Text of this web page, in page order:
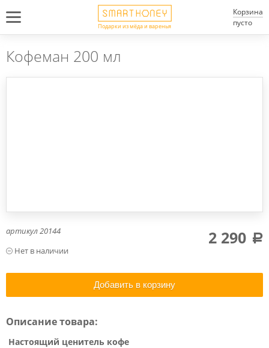
Подарки из мёда и варенья
Корзина
пусто
Кофеман 200 мл
артикул20144 2 290 a
Добавить в корзину
Описание товара:
Настоящий ценитель кофе